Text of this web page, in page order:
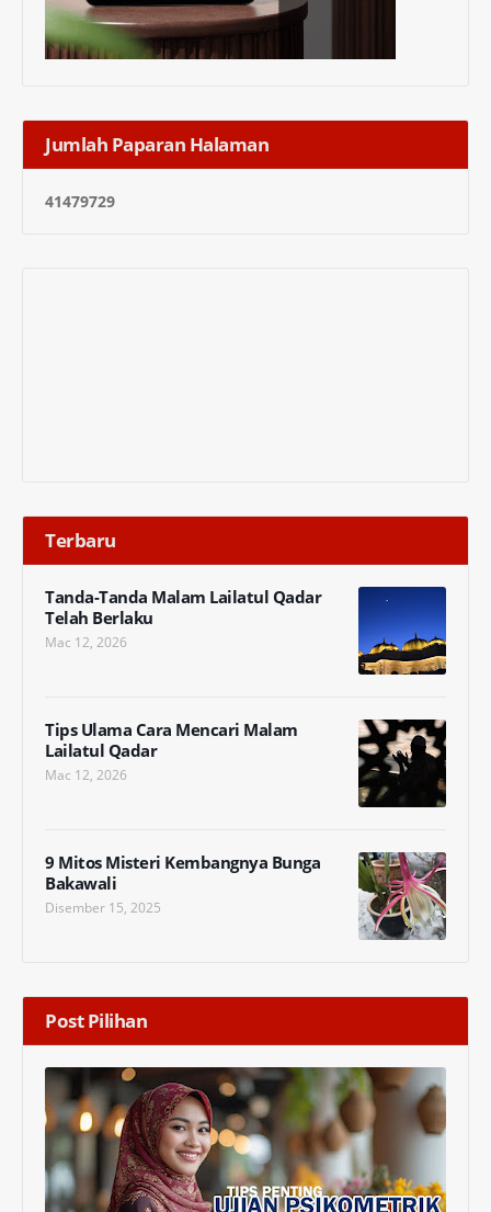
Jumlah Paparan Halaman
41479729
Terbaru
Tanda-Tanda Malam Lailatul Qadar
Telah Berlaku
Mac 12, 2026
Tips Ulama Cara Mencari Malam
Lailatul Qadar
Mac 12, 2026
9 Mitos Misteri Kembangnya Bunga
Bakawali
Disember 15, 2025
Post Pilihan